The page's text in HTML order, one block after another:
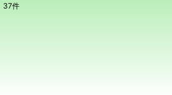
37件